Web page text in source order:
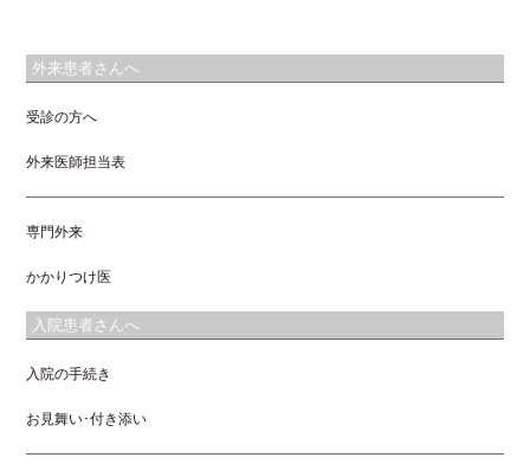
外来患者さんへ
受診の方へ
外来医師担当表
専門外来
かかりつけ医
入院患者さんへ
入院の手続き
お見舞い･付き添い